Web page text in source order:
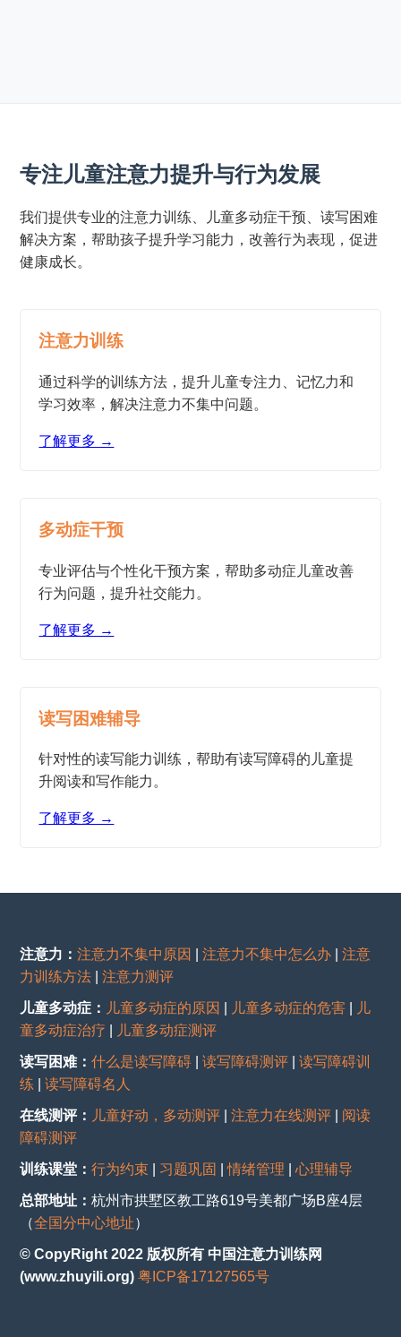
专注儿童注意力提升与行为发展
我们提供专业的注意力训练、儿童多动症干预、读写困难
解决方案，帮助孩子提升学习能力，改善行为表现，促进
健康成长。
注意力训练
通过科学的训练方法，提升儿童专注力、记忆力和
学习效率，解决注意力不集中问题。
了解更多 →
多动症干预
专业评估与个性化干预方案，帮助多动症儿童改善
行为问题，提升社交能力。
了解更多 →
读写困难辅导
针对性的读写能力训练，帮助有读写障碍的儿童提
升阅读和写作能力。
了解更多 →
注意力：注意力不集中原因 |注意力不集中怎么办 |注意
力训练方法 |注意力测评
儿童多动症： 儿童多动症的原因 儿童多动症的危害
儿
童多动症治疗
儿童多动症测评
读写困难：什么是读写障碍 |读写障碍测评 |读写障碍训
练 |读写障碍名人
在线测评： 儿童好动，多动测评 |注意力在线测评
阅读
障碍测评
训练课堂：行为约束 习题巩固 |情绪管理 |心理辅导
总部地址：杭州市拱墅区教工路619号美都广场B座4层
（全国分中心地址）
© CopyRight 2022 版权所有 中国注意力训练网
(www.zhuyili.org) 粤ICP备17127565号